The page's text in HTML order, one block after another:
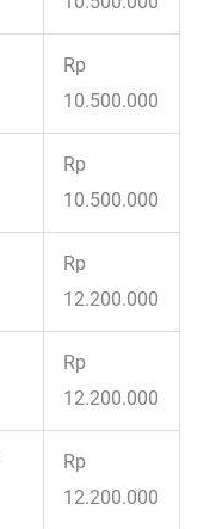
Rp
10.500.000
Rp
10.500.000
Rp
12.200.000
Rp
12.200.000
Rp
12.200.000